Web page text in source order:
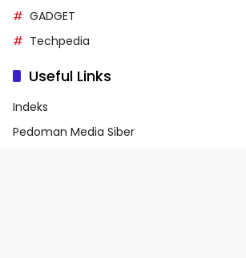
GADGET
Techpedia
Useful Links
Indeks
Pedoman Media Siber